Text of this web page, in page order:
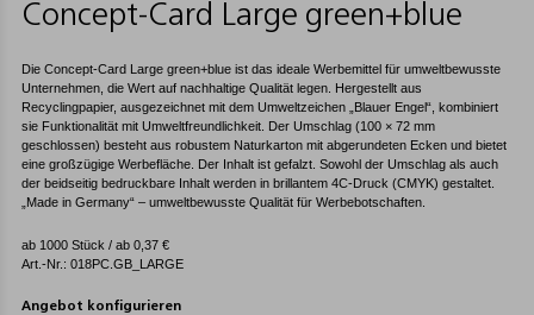
Concept-Card Large green+blue
Die Concept-Card Large green+blue ist das ideale Werbemittel für umweltbewusste
Unternehmen, die Wert auf nachhaltige Qualität legen. Hergestellt aus
Recyclingpapier, ausgezeichnet mit dem Umweltzeichen „Blauer Engel“, kombiniert
sie Funktionalität mit Umweltfreundlichkeit. Der Umschlag (100 × 72 mm
geschlossen) besteht aus robustem Naturkarton mit abgerundeten Ecken und bietet
eine großzügige Werbefläche. Der Inhalt ist gefalzt. Sowohl der Umschlag als auch
der beidseitig bedruckbare Inhalt werden in brillantem 4C-Druck (CMYK) gestaltet.
„Made in Germany“ – umweltbewusste Qualität für Werbebotschaften.
ab 1000 Stück / ab 0,37 €
Art.-Nr.: 018PC.GB_LARGE
Angebot konfigurieren